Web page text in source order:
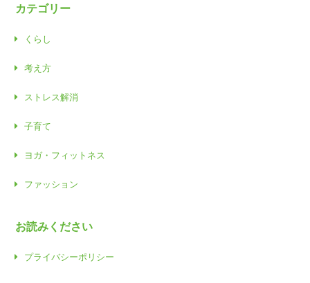
カテゴリー
くらし
考え方
ストレス解消
子育て
ヨガ・フィットネス
ファッション
お読みください
プライバシーポリシー